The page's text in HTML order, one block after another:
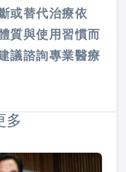
或替代治療依
質與使用習慣而
議諮詢專業醫療
多